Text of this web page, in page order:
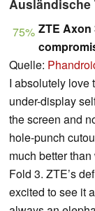
Ausländische
75% ZTE Axon
Quelle:
I absolutely love
under-display
the screen and
hole-punch
much better
Fold 3. ZTE’s
excited to see it